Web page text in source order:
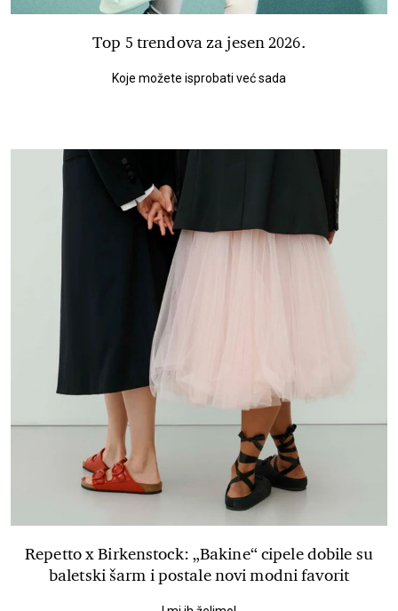
Top 5 trendova za jesen 2026.
Koje možete isprobati već sada
Repetto x Birkenstock: „Bakine“ cipele dobile su
baletski šarm i postale novi modni favorit